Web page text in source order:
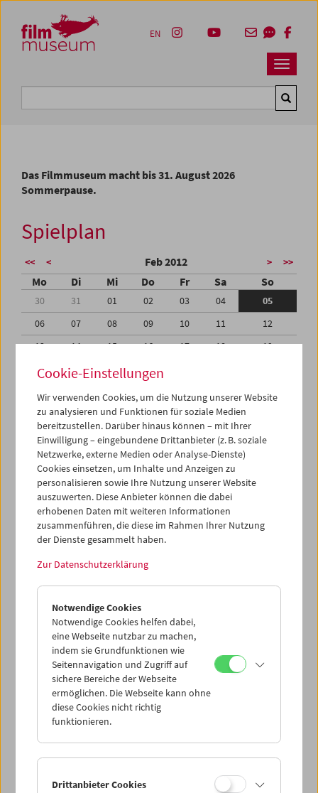
Zum Inhalt
Zum Hauptmenü
Zur Servicenavigation
Zum Suche
Navbar
EN
Das Filmmuseum macht bis 31. August 2026
Sommerpause.
Spielplan
<< < Feb 2012 > >>
Mo Di Mi Do Fr Sa So
30 31 01 02 03 04
05
06
07 08 09 10 11
12
13
14 15 16 17 18
19
20
21 22 23
27
29 02
04
05
06 07 08 09 10
iCalender
Programmheft-PDF
English language or subtitles
< Vorherige Woche
Mo 30.1.
Di 31.1.
Mi 1.2.
Do 2.2.
Sa 4.2.
Cookie-Einstellungen
Wir verwenden Cookies, um die Nutzung unserer Website
zu analysieren und Funktionen für soziale Medien
bereitzustellen. Darüber hinaus können – mit Ihrer
Einwilligung – eingebundene Drittanbieter (z. B. soziale
Netzwerke, externe Medien oder Analyse-Dienste)
Cookies einsetzen, um Inhalte und Anzeigen zu
personalisieren sowie Ihre Nutzung unserer Website
auszuwerten. Diese Anbieter können die dabei
erhobenen Daten mit weiteren Informationen
zusammenführen, die diese im Rahmen Ihrer Nutzung
der Dienste gesammelt haben.
Zur Datenschutzerklärung
Notwendige Cookies
Notwendige Cookies helfen dabei,
eine Webseite nutzbar zu machen,
indem sie Grundfunktionen wie
Seitennavigation und Zugriff auf
sichere Bereiche der Webseite
ermöglichen. Die Webseite kann ohne
diese Cookies nicht richtig
funktionieren.
Drittanbieter Cookies